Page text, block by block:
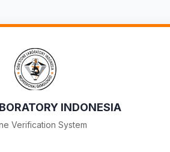
INDONESIA
Verification System